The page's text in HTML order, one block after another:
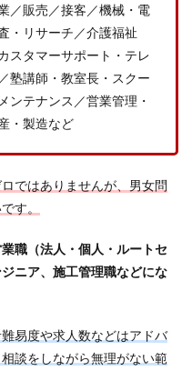
／販売／接客／機械・電
・リサーチ／介護福祉
スタマーサポート・テレ
塾講師・教室長・スクー
ンテナンス／営業管理・
・製造など
ではありませんが、男女問
す。
職（法人・個人・ルートセ
ニア、施工管理職などにな
易度や求人数などはアドバ
談をしながら無理がない範